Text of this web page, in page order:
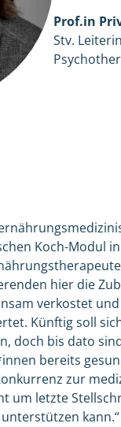
Prof.in
Stv.
Koch-Modul
hier die
verkostet
Künftig soll
doch bis dato
bereits
zur
um letzte
kann.“